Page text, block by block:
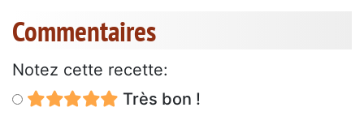
Commentaires
Notez cette recette:
Très bon !